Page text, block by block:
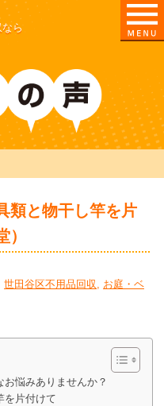
ら
類と物干し竿を片
世田谷区不用品回収, お庭・ベ
悩みありませんか？
を片付けて